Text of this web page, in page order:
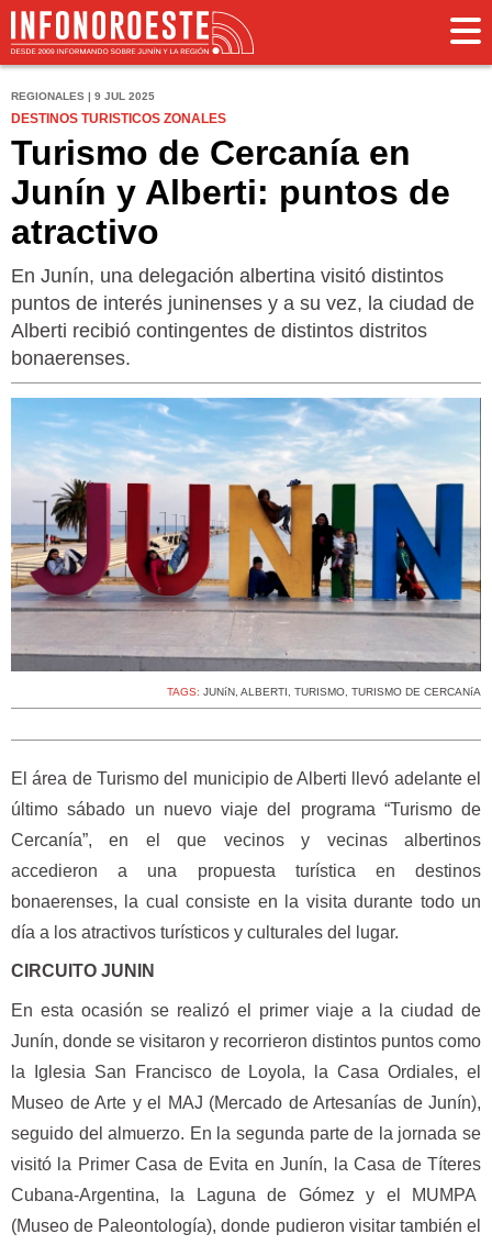
REGIONALES | 9 JUL 2025
DESTINOS TURISTICOS ZONALES
Turismo de Cercanía en
Junín y Alberti: puntos de
atractivo
En Junín, una delegación albertina visitó distintos
puntos de interés juninenses y a su vez, la ciudad de
Alberti recibió contingentes de distintos distritos
bonaerenses.
TAGS: JUNíN, ALBERTI , TURISMO, TURISMO DE CERCANíA
El área de Turismo del municipio de Alberti llevó adelante el
último sábado un nuevo viaje del programa “Turismo de
Cercanía”, en el que vecinos y vecinas albertinos
accedieron a una propuesta turística en destinos
bonaerenses, la cual consiste en la visita durante todo un
día a los atractivos turísticos y culturales del lugar.
CIRCUITO JUNIN
En esta ocasión se realizó el primer viaje a la ciudad de
Junín, donde se visitaron y recorrieron distintos puntos como
la ⁠Iglesia San Francisco de Loyola, la ⁠Casa Ordiales, el
Museo de Arte y el MAJ (⁠Mercado de Artesanías de Junín),
seguido del almuerzo. En la segunda parte de la jornada se
visitó la Primer Casa de Evita en Junín, la Casa de Títeres
Cubana-Argentina, la Laguna de Gómez y el ⁠MUMPA
(Museo de Paleontología), donde pudieron visitar también el